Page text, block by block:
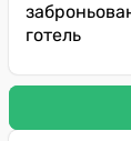
готель